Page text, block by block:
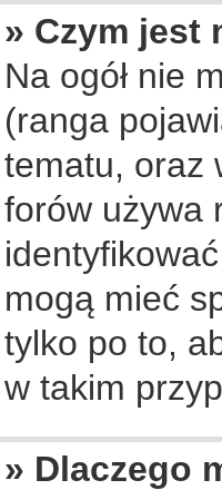
» Czym jest
Na ogół nie
(ranga
tematu, oraz
forów używa
mogą mieć
tylko po to,
w takim
» Dlaczego